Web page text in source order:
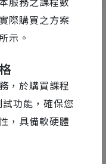
服務之課程數
際購買之方案
示。
，於購買課程
功能，確保您
，具備軟硬體